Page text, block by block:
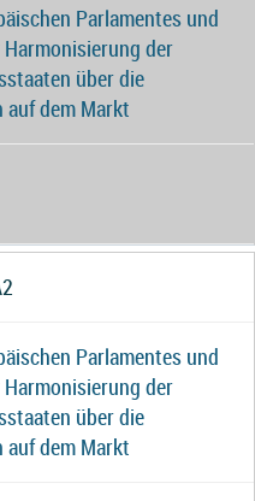
Parlamentes und
der
über die
dem Markt
Parlamentes und
der
über die
dem Markt